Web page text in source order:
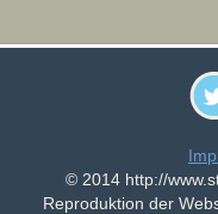
© 2014 http://
Reproduktion der